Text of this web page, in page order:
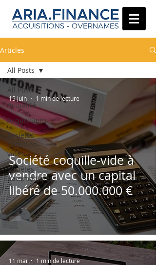
Articles
All Posts
Actualité
Acquisitions
Societés
coquilles-
vides
Sociétés
patrimoniales
All Posts
Société coquille-vide à
vendre avec un capital
libéré de 50.000.000 €
15 juin 1 min de lecture
11 mai 1 min de lecture